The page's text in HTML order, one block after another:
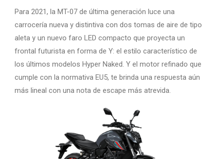
Para 2021, la MT-07 de última generación luce una
carrocería nueva y distintiva con dos tomas de aire de tipo
aleta y un nuevo faro LED compacto que proyecta un
frontal futurista en forma de Y: el estilo característico de
los últimos modelos Hyper Naked. Y el motor refinado que
cumple con la normativa EU5, te brinda una respuesta aún
más lineal con una nota de escape más atrevida.